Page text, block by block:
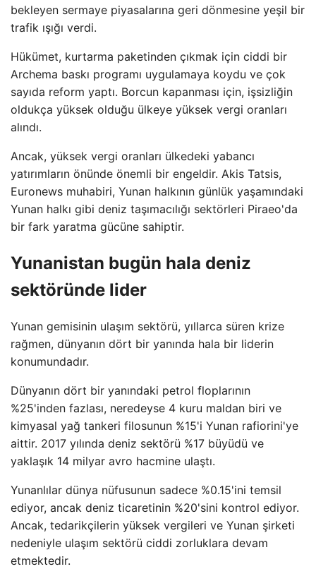
bekleyen sermaye piyasalarına geri dönmesine yeşil bir
trafik ışığı verdi.
Hükümet, kurtarma paketinden çıkmak için ciddi bir
Archema baskı programı uygulamaya koydu ve çok
sayıda reform yaptı. Borcun kapanması için, işsizliğin
oldukça yüksek olduğu ülkeye yüksek vergi oranları
alındı.
Ancak, yüksek vergi oranları ülkedeki yabancı
yatırımların önünde önemli bir engeldir. Akis Tatsis,
Euronews muhabiri, Yunan halkının günlük yaşamındaki
Yunan halkı gibi deniz taşımacılığı sektörleri Piraeo'da
bir fark yaratma gücüne sahiptir.
Yunanistan bugün hala deniz
sektöründe lider
Yunan gemisinin ulaşım sektörü, yıllarca süren krize
rağmen, dünyanın dört bir yanında hala bir liderin
konumundadır.
Dünyanın dört bir yanındaki petrol floplarının
%25'inden fazlası, neredeyse 4 kuru maldan biri ve
kimyasal yağ tankeri filosunun %15'i Yunan rafiorini'ye
aittir. 2017 yılında deniz sektörü %17 büyüdü ve
yaklaşık 14 milyar avro hacmine ulaştı.
Yunanlılar dünya nüfusunun sadece %0.15'ini temsil
ediyor, ancak deniz ticaretinin %20'sini kontrol ediyor.
Ancak, tedarikçilerin yüksek vergileri ve Yunan şirketi
nedeniyle ulaşım sektörü ciddi zorluklara devam
etmektedir.